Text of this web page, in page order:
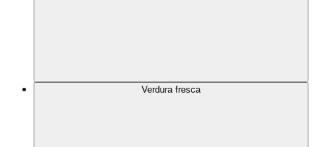
Verdura fresca